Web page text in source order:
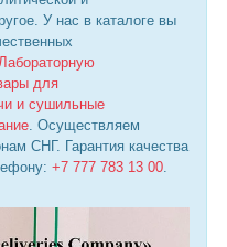
У нас в каталоге вы
Лабораторную
для
и сушильные
. Осуществляем
СНГ. Гарантия качества
+7 777 783 13 00